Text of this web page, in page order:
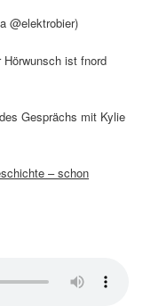
@elektrobier)
Hörwunsch ist fnord
Gesprächs mit Kylie
– schon